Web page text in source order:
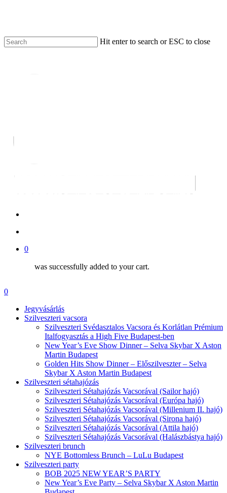
content
Hit enter to search or ESC to close
0
was successfully added to your cart.
Menu
account
0
Jegyvásárlás
Szilveszteri vacsora
Szilveszteri Svédasztalos Vacsora és Korlátlan Prémium
Italfogyasztás a High Five Budapest-ben
New Year’s Eve Show Dinner – Selva Skybar X Aston
Martin Budapest
Golden Hits Show Dinner – Előszilveszter – Selva
Skybar X Aston Martin Budapest
Szilveszteri sétahajózás
Szilveszteri Sétahajózás Vacsorával (Sailor hajó)
Szilveszteri Sétahajózás Vacsorával (Európa hajó)
Szilveszteri Sétahajózás Vacsorával (Millenium II. hajó)
Szilveszteri Sétahajózás Vacsorával (Sirona hajó)
Szilveszteri Sétahajózás Vacsorával (Attila hajó)
Szilveszteri Sétahajózás Vacsorával (Halászbástya hajó)
Szilveszteri brunch
NYE Bottomless Brunch – LuLu Budapest
Szilveszteri party
BOB 2025 NEW YEAR’S PARTY
New Year’s Eve Party – Selva Skybar X Aston Martin